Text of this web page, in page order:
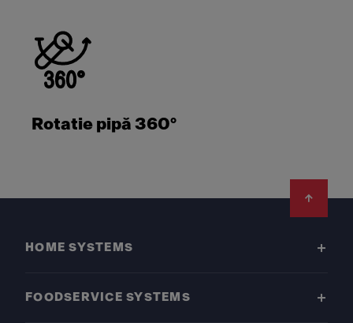
Rotatie pipă 360°
HOME SYSTEMS
FOODSERVICE SYSTEMS